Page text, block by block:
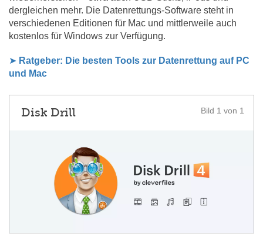
dergleichen mehr. Die Datenrettungs-Software steht in
verschiedenen Editionen für Mac und mittlerweile auch
kostenlos für Windows zur Verfügung.
➤ Ratgeber: Die besten Tools zur Datenrettung auf PC
und Mac
Bild 1 von 1
Disk Drill